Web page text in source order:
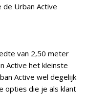
de Urban Active
van 2,50 meter
Active het kleinste
Active wel degelijk
opties die je als klant